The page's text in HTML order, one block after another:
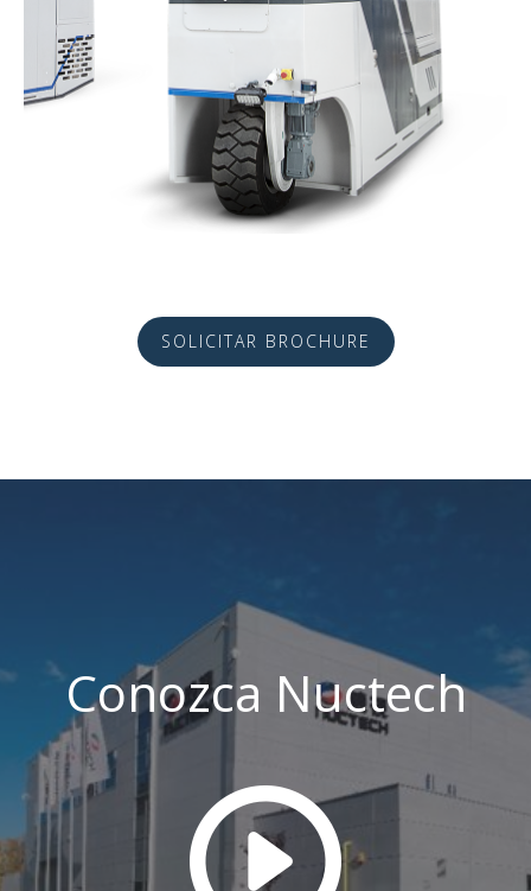
SOLICITAR BROCHURE
Conozca Nuctech